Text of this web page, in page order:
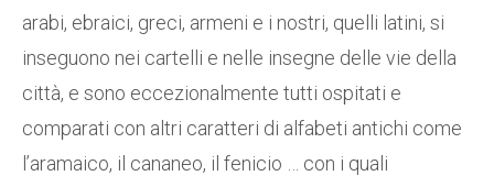
arabi, ebraici, greci, armeni e i nostri, quelli latini, si
inseguono nei cartelli e nelle insegne delle vie della
città, e sono eccezionalmente tutti ospitati e
comparati con altri caratteri di alfabeti antichi come
l’aramaico, il cananeo, il fenicio … con i quali